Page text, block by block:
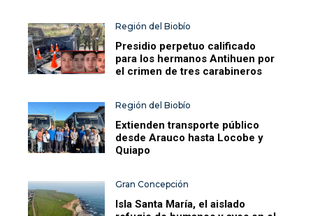
Región del Biobío
Presidio perpetuo calificado
para los hermanos Antihuen por
el crimen de tres carabineros
Región del Biobío
Extienden transporte público
desde Arauco hasta Locobe y
Quiapo
Gran Concepción
Isla Santa María, el aislado